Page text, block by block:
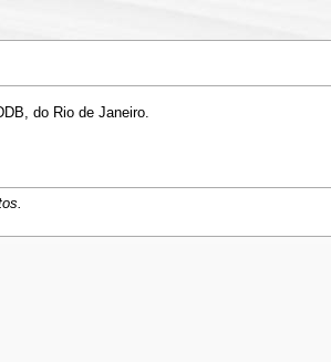
do Rio de Janeiro.